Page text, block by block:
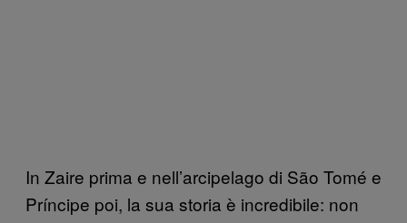
In Zaire prima e nell’arcipelago di São Tomé e
Príncipe poi, la sua storia è incredibile: non